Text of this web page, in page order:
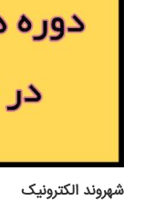
شهروند الکترونیک